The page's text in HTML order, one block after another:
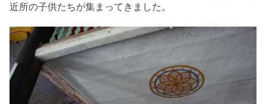
近所の子供たちが集まってきました。